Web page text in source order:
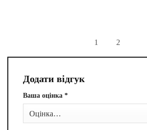
1 2
Додати відгук
Ваша оцінка *